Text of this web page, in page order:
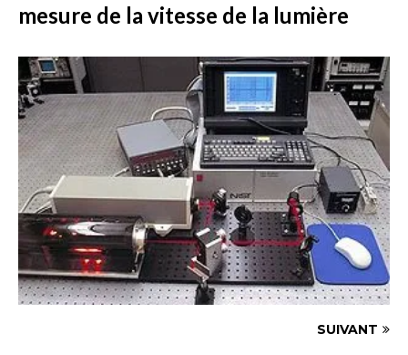
mesure de la vitesse de la lumière
SUIVANT